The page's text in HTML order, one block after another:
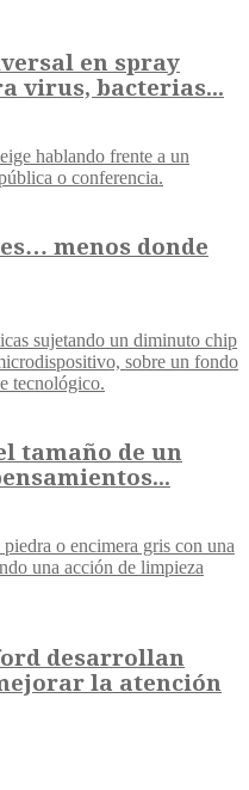
en spray
virus, bacterias...
menos donde
tamaño de un
desarrollan
la atención